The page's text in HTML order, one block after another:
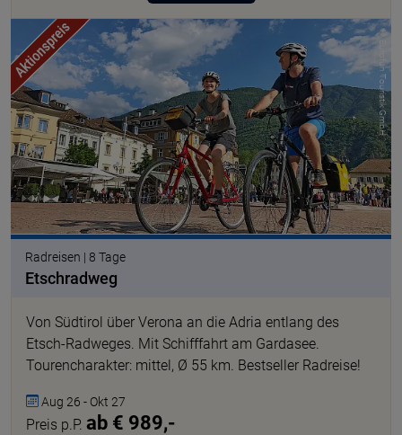
© Eurofun Touristik GmbH
Radreisen | 8 Tage
Etschradweg
Von Südtirol über Verona an die Adria entlang des
Etsch-Radweges. Mit Schifffahrt am Gardasee.
Tourencharakter: mittel, Ø 55 km. Bestseller Radreise!
Aug 26 - Okt 27
Preis p.P. ab € 989,-